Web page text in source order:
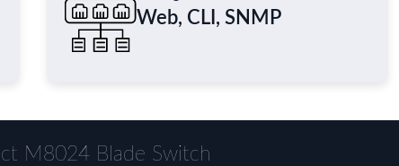
Web, CLI, SNMP
M8024 Blade Switch